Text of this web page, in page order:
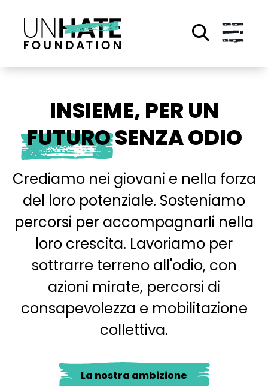
contenuto
principale
UNHATE
FOUNDATION
INSIEME, PER UN
FUTUROSENZA ODIO
Crediamo nei giovani e nella forza
del loro potenziale. Sosteniamo
percorsi per accompagnarli nella
loro crescita. Lavoriamo per
sottrarre terreno all'odio, con
azioni mirate, percorsi di
consapevolezza e mobilitazione
collettiva.
La nostra ambizione